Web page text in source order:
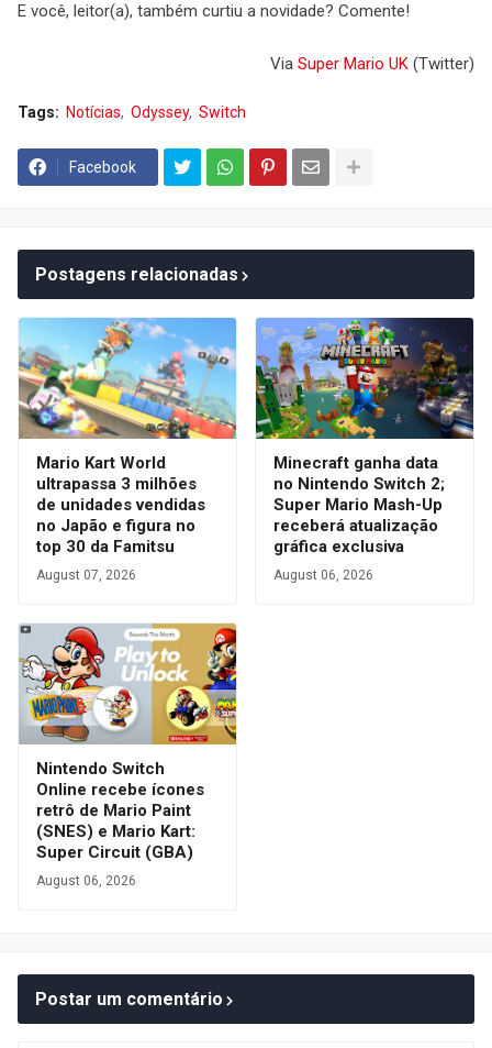
E você, leitor(a), também curtiu a novidade? Comente!
Via Super Mario UK (Twitter)
Tags: Notícias Odyssey Switch
Facebook
Postagens relacionadas
Mario Kart World
ultrapassa 3 milhões
de unidades vendidas
no Japão e figura no
top 30 da Famitsu
August 07, 2026
Minecraft ganha data
no Nintendo Switch 2;
Super Mario Mash-Up
receberá atualização
gráfica exclusiva
August 06, 2026
Nintendo Switch
Online recebe ícones
retrô de Mario Paint
(SNES) e Mario Kart:
Super Circuit (GBA)
August 06, 2026
Postar um comentário